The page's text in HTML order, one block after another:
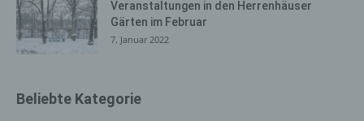
Veranstaltungen in den Herrenhäuser
Gärten im Februar
7. Januar 2022
Beliebte Kategorie
Internetseite, von welcher ein zugreifendes System auf
unsere Internetseite gelangt (sogenannte Referrer), (4)
die Unterwebseiten, welche über ein zugreifendes
System auf unserer Internetseite angesteuert werden,
Internetseite, (6) eine Internet-Protokoll-Adresse (IP-
Adresse), (7) der Internet-Service-Provider des